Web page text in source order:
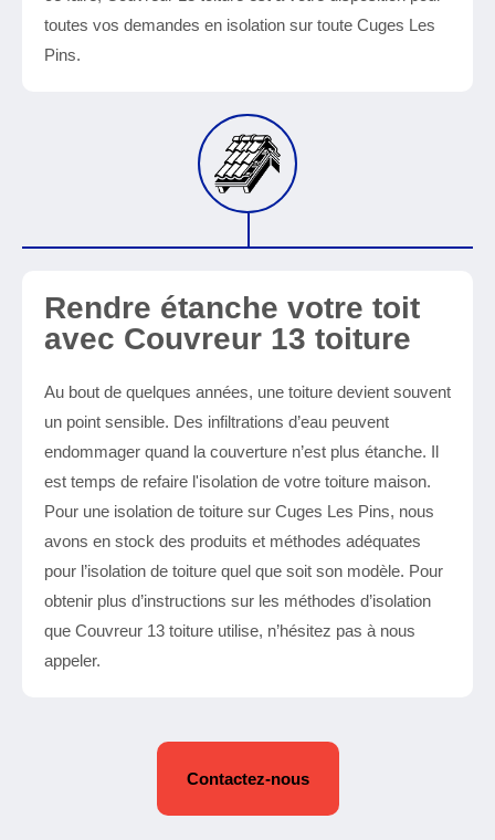
toutes vos demandes en isolation sur toute Cuges Les
Pins.
Rendre étanche votre toit
avec Couvreur 13 toiture
Au bout de quelques années, une toiture devient souvent
un point sensible. Des infiltrations d’eau peuvent
endommager quand la couverture n’est plus étanche. Il
est temps de refaire l'isolation de votre toiture maison.
Pour une isolation de toiture sur Cuges Les Pins, nous
avons en stock des produits et méthodes adéquates
pour l’isolation de toiture quel que soit son modèle. Pour
obtenir plus d’instructions sur les méthodes d’isolation
que Couvreur 13 toiture utilise, n’hésitez pas à nous
appeler.
Contactez-nous